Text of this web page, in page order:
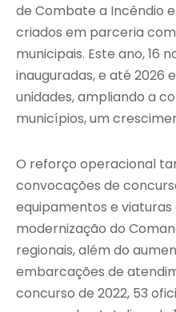
de Combate a Incêndio
criados em parceria
municipais. Este ano, 16
inauguradas, e até 2026
unidades, ampliando a
municípios, um
O reforço operacional
convocações de
equipamentos e viaturas
modernização do
regionais, além do
embarcações de
concurso de 2022, 53